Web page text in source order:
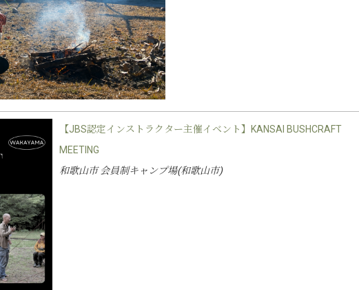
【JBS認定インストラクター主催イベント】KANSAI BUSHCRAFT
MEETING
和歌山市 会員制キャンプ場(和歌山市)